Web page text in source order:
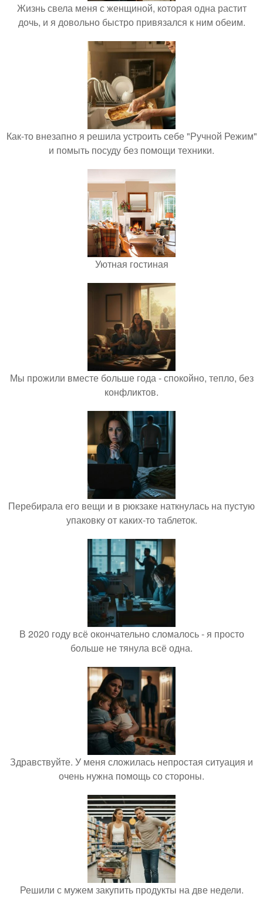
Жизнь свела меня с женщиной, которая одна растит
дочь, и я довольно быстро привязался к ним обеим.
Как-то внезапно я решила устроить себе "Ручной Режим"
и помыть посуду без помощи техники.
Уютная гостиная
Мы прожили вместе больше года - спокойно, тепло, без
конфликтов.
Перебирала его вещи и в рюкзаке наткнулась на пустую
упаковку от каких-то таблеток.
В 2020 году всё окончательно сломалось - я просто
больше не тянула всё одна.
Здравствуйте. У меня сложилась непростая ситуация и
очень нужна помощь со стороны.
Решили с мужем закупить продукты на две недели.